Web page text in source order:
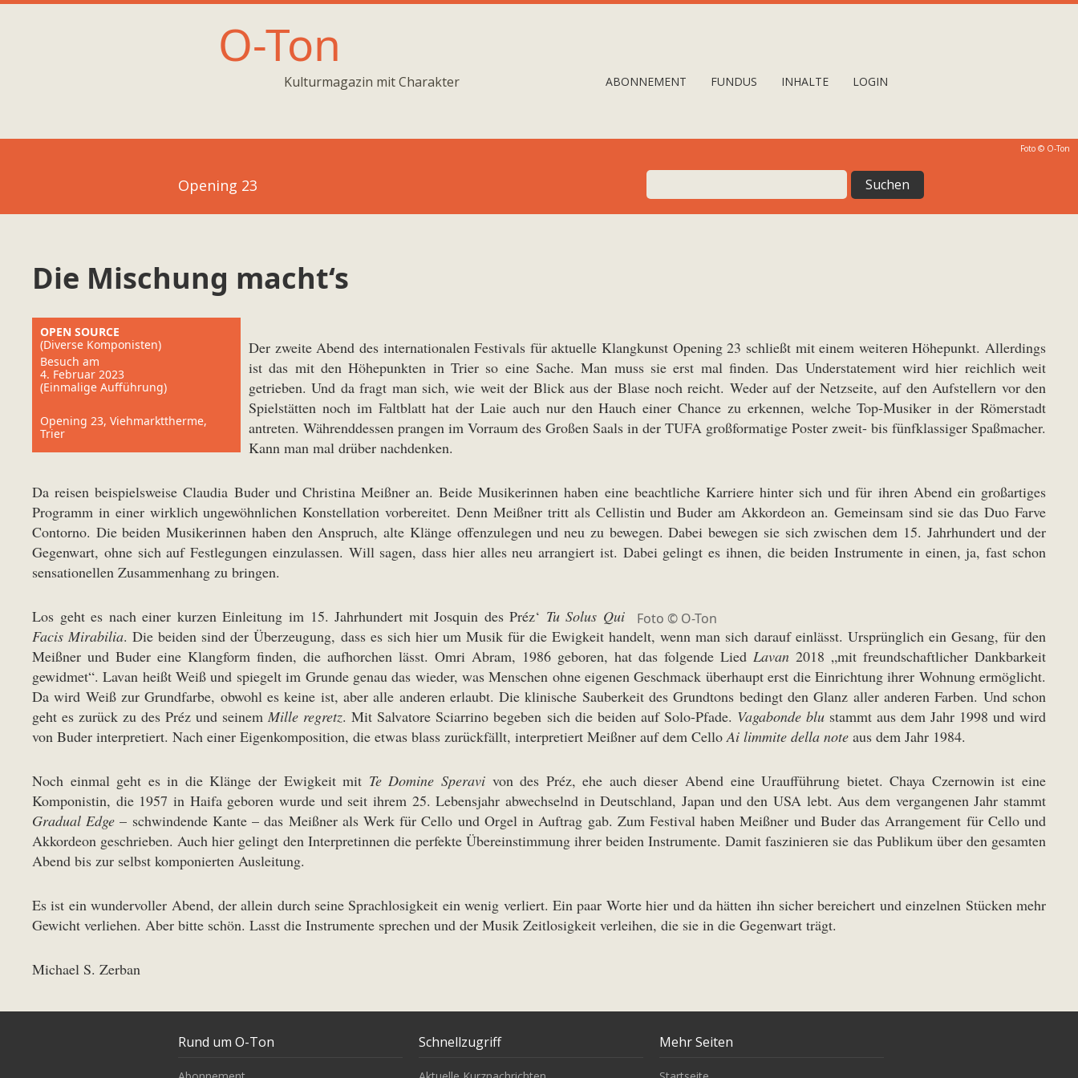
O-Ton
Kulturmagazin mit Charakter ABONNEMENT FUNDUS INHALTE LOGIN
Foto © O-Ton
Opening 23
Die Mischung macht‘s
OPEN SOURCE
(Diverse Komponisten)
Besuch am
4. Februar 2023
(Einmalige Aufführung)
Opening 23, Viehmarkttherme,
Trier
Der zweite Abend des internationalen Festivals für aktuelle Klangkunst Opening 23 schließt mit einem weiteren Höhepunkt. Allerdings
ist das mit den Höhepunkten in Trier so eine Sache. Man muss sie erst mal finden. Das Understatement wird hier reichlich weit
getrieben. Und da fragt man sich, wie weit der Blick aus der Blase noch reicht. Weder auf der Netzseite, auf den Aufstellern vor den
Spielstätten noch im Faltblatt hat der Laie auch nur den Hauch einer Chance zu erkennen, welche Top-Musiker in der Römerstadt
antreten. Währenddessen prangen im Vorraum des Großen Saals in der TUFA großformatige Poster zweit- bis fünfklassiger Spaßmacher.
Kann man mal drüber nachdenken.
Da reisen beispielsweise Claudia Buder und Christina Meißner an. Beide Musikerinnen haben eine beachtliche Karriere hinter sich und für ihren Abend ein großartiges
Programm in einer wirklich ungewöhnlichen Konstellation vorbereitet. Denn Meißner tritt als Cellistin und Buder am Akkordeon an. Gemeinsam sind sie das Duo Farve
Contorno. Die beiden Musikerinnen haben den Anspruch, alte Klänge offenzulegen und neu zu bewegen. Dabei bewegen sie sich zwischen dem 15. Jahrhundert und der
Gegenwart, ohne sich auf Festlegungen einzulassen. Will sagen, dass hier alles neu arrangiert ist. Dabei gelingt es ihnen, die beiden Instrumente in einen, ja, fast schon
sensationellen Zusammenhang zu bringen.
Foto © O-Ton
Los geht es nach einer kurzen Einleitung im 15. Jahrhundert mit Josquin des Préz‘ Tu Solus Qui
Facis Mirabilia. Die beiden sind der Überzeugung, dass es sich hier um Musik für die Ewigkeit handelt, wenn man sich darauf einlässt. Ursprünglich ein Gesang, für den
Meißner und Buder eine Klangform finden, die aufhorchen lässt. Omri Abram, 1986 geboren, hat das folgende Lied Lavan 2018 „mit freundschaftlicher Dankbarkeit
gewidmet“. Lavan heißt Weiß und spiegelt im Grunde genau das wieder, was Menschen ohne eigenen Geschmack überhaupt erst die Einrichtung ihrer Wohnung ermöglicht.
Da wird Weiß zur Grundfarbe, obwohl es keine ist, aber alle anderen erlaubt. Die klinische Sauberkeit des Grundtons bedingt den Glanz aller anderen Farben. Und schon
geht es zurück zu des Préz und seinemMille regretz. Mit Salvatore Sciarrino begeben sich die beiden auf Solo-Pfade. Vagabonde blustammt aus dem Jahr 1998 und wird
von Buder interpretiert. Nach einer Eigenkomposition, die etwas blass zurückfällt, interpretiert Meißner auf dem CelloAi limmite della note aus dem Jahr 1984.
Noch einmal geht es in die Klänge der Ewigkeit mit Te Domine Speravivon des Préz, ehe auch dieser Abend eine Uraufführung bietet. Chaya Czernowin ist eine
Komponistin, die 1957 in Haifa geboren wurde und seit ihrem 25. Lebensjahr abwechselnd in Deutschland, Japan und den USA lebt. Aus dem vergangenen Jahr stammt
Gradual Edge – schwindende Kante – das Meißner als Werk für Cello und Orgel in Auftrag gab. Zum Festival haben Meißner und Buder das Arrangement für Cello und
Akkordeon geschrieben. Auch hier gelingt den Interpretinnen die perfekte Übereinstimmung ihrer beiden Instrumente. Damit faszinieren sie das Publikum über den gesamten
Abend bis zur selbst komponierten Ausleitung.
Es ist ein wundervoller Abend, der allein durch seine Sprachlosigkeit ein wenig verliert. Ein paar Worte hier und da hätten ihn sicher bereichert und einzelnen Stücken mehr
Gewicht verliehen. Aber bitte schön. Lasst die Instrumente sprechen und der Musik Zeitlosigkeit verleihen, die sie in die Gegenwart trägt.
Michael S. Zerban
Rund um O-Ton Schnellzugriff Mehr Seiten